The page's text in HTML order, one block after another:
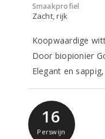
Smaakprofiel
Zacht, rijk
Koopwaardige
Door biopionier
Elegant en
16
Perswijn